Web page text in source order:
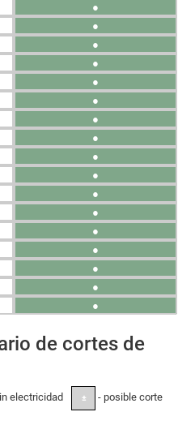
●
●
●
●
●
●
●
●
●
●
●
●
●
●
●
●
●
de cortes de
electricidad ± - posible corte